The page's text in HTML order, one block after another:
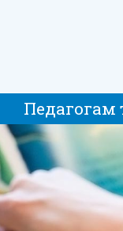
Педагогам